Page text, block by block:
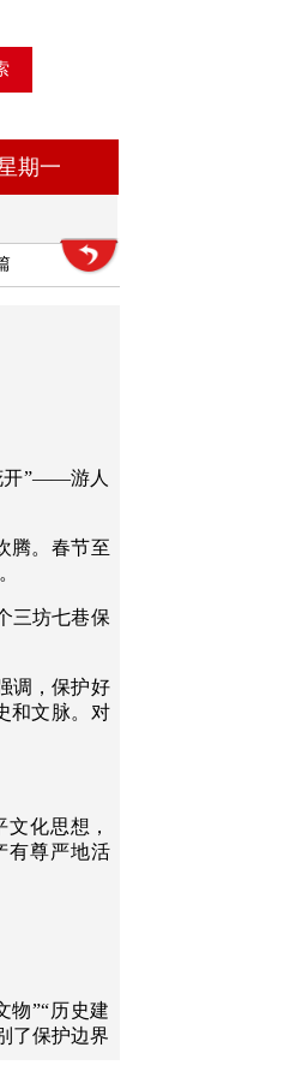
期一
开”——游人
腾。春节至
三坊七巷保
调，保护好
和文脉。对
化思想，
有尊严地活
物”“历史建
了保护边界